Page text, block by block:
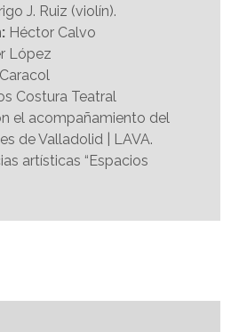
J. Ruiz (violín).
Héctor Calvo
López
Costura Teatral
el acompañamiento del
de Valladolid | LAVA.
artísticas “Espacios